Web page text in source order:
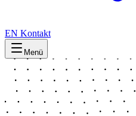
EN Kontakt
Menü